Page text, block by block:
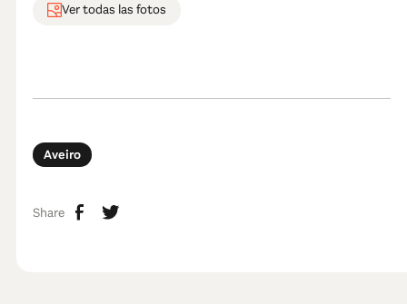
Ver todas las fotos
Aveiro
Share